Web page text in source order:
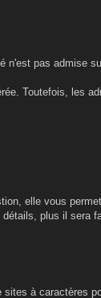
pas admise
Toutefois, les
elle vous
plus il sera
à caractères